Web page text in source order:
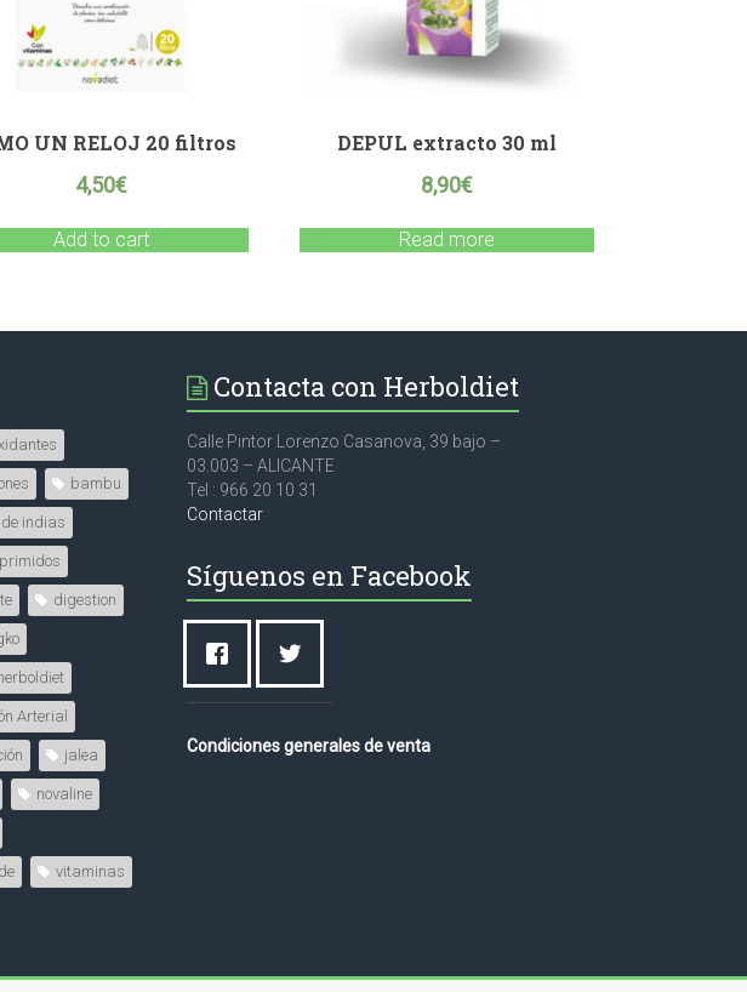
UN RELOJ 20 filtros
4,50€
Add to cart
DEPUL extracto 30 ml
8,90€
Read more
bambu
indias
digestion
Arterial
jalea
novaline
vitaminas
Contacta con Herboldiet
Calle Pintor Lorenzo Casanova, 39 bajo –
03.003 – ALICANTE
Tel : 966 20 10 31
Contactar
Síguenos en Facebook
Condiciones generales de venta